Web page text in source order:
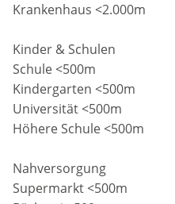
Krankenhaus <2.000m
Kinder & Schulen
Schule <500m
Kindergarten <500m
Universität <500m
Höhere Schule <500m
Nahversorgung
Supermarkt <500m